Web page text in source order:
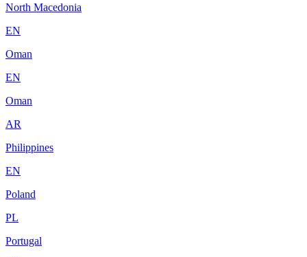
North Macedonia
EN
Oman
EN
Oman
AR
Philippines
EN
Poland
PL
Portugal